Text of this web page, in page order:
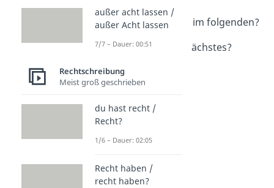
Dauer: 02:02
im Folgenden oder im folgenden?
als nächstes / als Nächstes?
außer acht lassen /
außer Acht lassen
7/7 – Dauer: 00:51
Rechtschreibung
Meist groß geschrieben
du hast recht /
Recht?
1/6 – Dauer: 02:05
Recht haben /
recht haben?